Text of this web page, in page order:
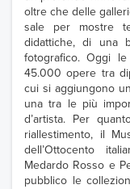
oltre che delle
sale per mostre
didattiche, di una
fotografico. Oggi
45.000 opere tra
cui si aggiungono
una tra le più
d’artista. Per
riallestimento, il
dell’Ottocento
Medardo Rosso e
pubblico le